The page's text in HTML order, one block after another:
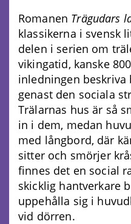
Romanen Trägudars
klassikerna i svensk
delen i serien om
vikingatid, kanske
inledningen
genast den sociala
Trälarnas hus är så
in i dem, medan
med långbord, där
sitter och smörjer
finnes det en social
skicklig hantverkare
uppehålla sig i
vid dörren.